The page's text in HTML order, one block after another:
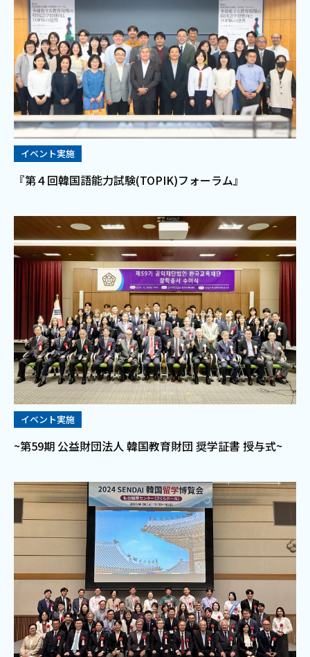
イベント実施
『第４回韓国語能力試験(TOPIK)フォーラム』
イベント実施
~第59期 公益財団法人 韓国教育財団 奨学証書 授与式~